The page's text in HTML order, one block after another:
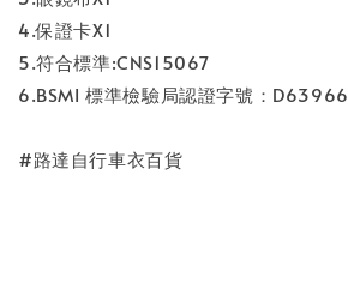
4.保證卡X1
5.符合標準:CNS15067
6.BSMI 標準檢驗局認證字號：D63966
#路達自行車衣百貨